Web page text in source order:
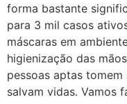
forma bastante
para 3 mil casos
máscaras em
higienização das
pessoas aptas
salvam vidas. Vamos